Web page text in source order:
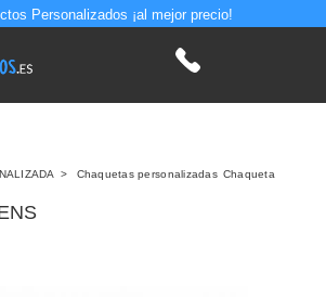
Personalizados ¡al mejor precio!
> Chaquetas personalizadas Chaqueta